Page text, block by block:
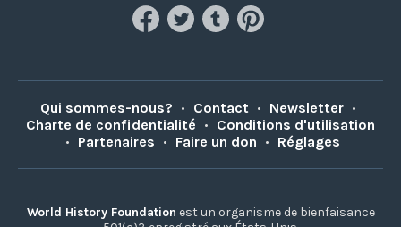
Qui sommes-nous? • Contact • Newsletter •
Charte de confidentialité • Conditions d'utilisation
• Partenaires • Faire un don • Réglages
World History Foundation est un organisme de bienfaisance